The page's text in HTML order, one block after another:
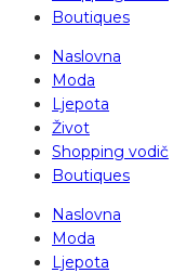
Boutiques
Naslovna
Moda
Ljepota
Život
Shopping vodič
Boutiques
Naslovna
Moda
Ljepota